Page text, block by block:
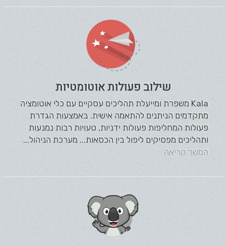
שילוב פעולות אוטומטיות
Kala משפרת ומייעלת תהליכים עסקיים עם כלי אוטומציה
מתקדמים הניתנים להתאמה אישית. באמצעות הגדרת
פעולות המחליפות פעולות ידניות, טעויות רבות נמנעות
ותהליכים מפסיקים ליפול בין הכסאות... מערכת הניהול...
המשך קריאה